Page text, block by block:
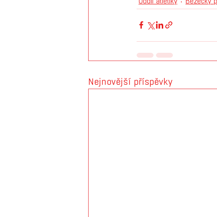
Nejnovější příspěvky